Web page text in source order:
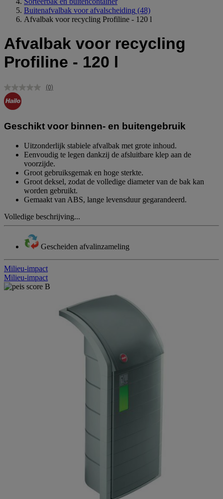
Buitenafvalbak voor afvalscheiding (48)
Afvalbak voor recycling Profiline - 120 l
Afvalbak voor recycling
Profiline - 120 l
Geen
(0)
Geschikt voor binnen- en buitengebruik
Uitzonderlijk stabiele afvalbak met grote inhoud.
Eenvoudig te legen dankzij de afsluitbare klep aan de
voorzijde.
Groot gebruiksgemak en hoge sterkte.
Groot deksel, zodat de volledige diameter van de bak kan
worden gebruikt.
Gemaakt van ABS, lange levensduur gegarandeerd.
Volledige beschrijving...
Gescheiden afvalinzameling
Milieu-impact
Milieu-impact